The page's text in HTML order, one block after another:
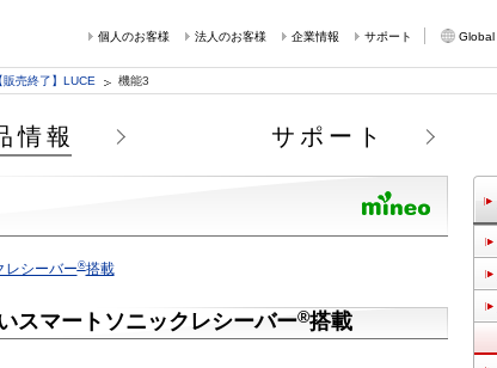
個人のお客様 法人のお客様 企業情報 サポート Global
販売終了】LUCE 機能3
情報 サポート
レシーバー®搭載
スマートソニックレシーバー®搭載